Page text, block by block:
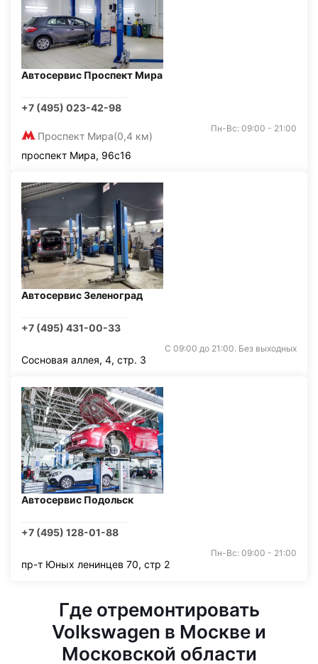
Автосервис Проспект Мира
+7 (495) 023-42-98
Проспект Мира(0,4 км)
Пн-Вс: 09:00 - 21:00
проспект Мира, 96с16
Автосервис Зеленоград
+7 (495) 431-00-33
С 09:00 до 21:00. Без выходных
Сосновая аллея, 4, стр. 3
Автосервис Подольск
+7 (495) 128-01-88
Пн-Вс: 09:00 - 21:00
пр-т Юных ленинцев 70, стр 2
Где отремонтировать
Volkswagen в Москве и
Московской области